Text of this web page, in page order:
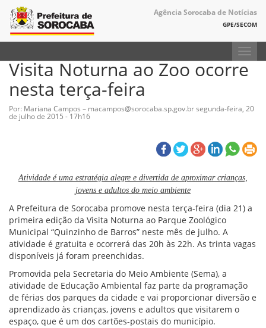
Agência Sorocaba de Notícias
GPE/SECOM
Visita Noturna ao Zoo ocorre
nesta terça-feira
Por: Mariana Campos – macampos@sorocaba.sp.gov.brsegunda-feira, 20
de julho de 2015 - 17h16
Atividade é uma estratégia alegre e divertida de aproximar crianças,
jovens e adultos do meio ambiente
A Prefeitura de Sorocaba promove nesta terça-feira (dia 21) a
primeira edição da Visita Noturna ao Parque Zoológico
Municipal “Quinzinho de Barros” neste mês de julho. A
atividade é gratuita e ocorrerá das 20h às 22h. As trinta vagas
disponíveis já foram preenchidas.
Promovida pela Secretaria do Meio Ambiente (Sema), a
atividade de Educação Ambiental faz parte da programação
de férias dos parques da cidade e vai proporcionar diversão e
aprendizado às crianças, jovens e adultos que visitarem o
espaço, que é um dos cartões-postais do município.